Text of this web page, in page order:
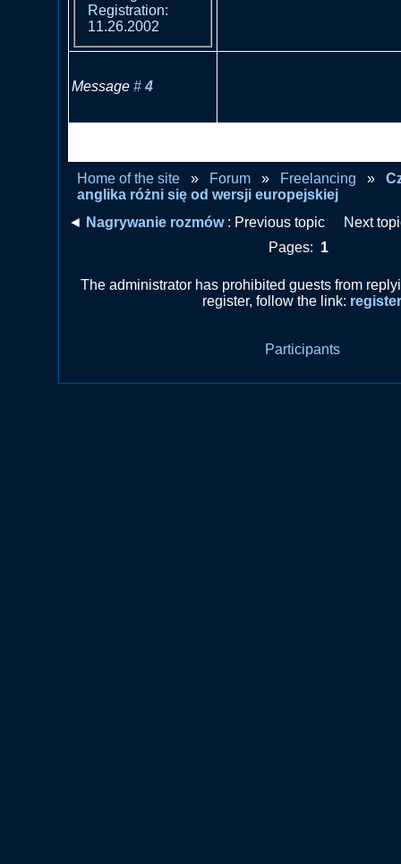
Registration:
11.26.2002
Message #4
Home of the site
» Forum » Freelancing »
anglika różni się od wersji europejskiej
◄ Nagrywanie rozmów: Previous topic
Next
Pages: 1
The administrator has prohibited guests from
register, follow the link:
Participants